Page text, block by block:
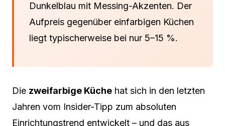
Dunkelblau mit Messing-Akzenten. Der
Aufpreis gegenüber einfarbigen Küchen
liegt typischerweise bei nur 5–15 %.
Die zweifarbige Küche hat sich in den letzten
Jahren vom Insider-Tipp zum absoluten
Einrichtungstrend entwickelt – und das aus